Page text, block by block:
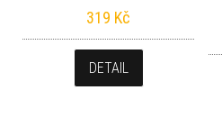
319 Kč
DETAIL